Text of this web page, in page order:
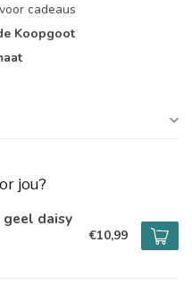
cadeaus
Koopgoot
jou?
daisy
€10,99